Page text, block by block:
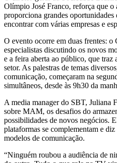
Olímpio José Franco, reforça que o
proporciona grandes
encontrar com várias empresas e
O evento ocorre em duas frentes:
especialistas discutindo os novos
e a feira aberta ao público, que traz
setor. As palestras de temas
comunicação, começaram na
simultâneos, desde às 9h30 da
A media manager do SBT, Juliana
sobre MAM, os desafios do
possibilidades de novos negócios.
plataformas se complementam e
modelos de comunicação.
“Ninguém roubou a audiência de